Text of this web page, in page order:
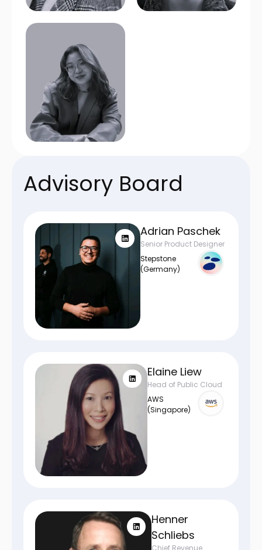
Advisory Board
Adrian Paschek
Senior Product Designer
Stepstone
(Germany)
Elaine Liew
Head of Public Cloud
AWS
(Singapore)
Henner
Schliebs
Chief Revenue